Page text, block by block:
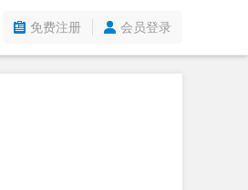
免费注册 会员登录